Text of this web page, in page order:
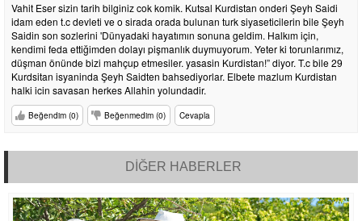
Vahit Eser sizin tarih bilginiz cok komik. Kutsal Kurdistan onderi Şeyh Saidi
idam eden t.c devleti ve o sirada orada bulunan turk siyaseticilerin bile Şeyh
Saidin son sozlerini 'Dünyadaki hayatımın sonuna geldim. Halkım için,
kendimi feda ettiğimden dolayı pişmanlık duymuyorum. Yeter ki torunlarımız,
düşman önünde bizi mahçup etmesiler. yasasin Kurdistan!” diyor. T.c bile 29
Kurdsitan isyaninda Şeyh Saidten bahsediyorlar. Elbete mazlum Kurdistan
halki icin savasan herkes Allahin yolundadir.
Beğendim (0) Beğenmedim (0) Cevapla
DİĞER HABERLER